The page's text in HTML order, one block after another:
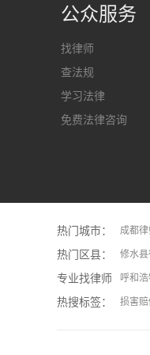
公众服务
找律师
查法规
学习法律
免费法律咨询
热门城市： 成都
长沙
热门区县：
修水
专业找律师：呼和
安庆
热搜标签：
损害